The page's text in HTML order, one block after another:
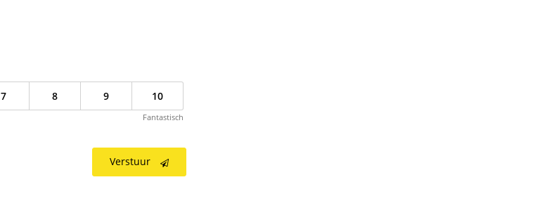
7 8 9 10
Fantastisch
Verstuur